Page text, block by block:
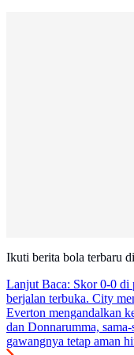
Ikuti berita bola terbaru di
Lanjut Baca: Skor 0-0 di
berjalan terbuka. City
Everton mengandalkan
dan Donnarumma,
gawangnya tetap aman